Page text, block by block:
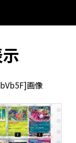
画像